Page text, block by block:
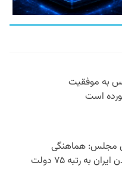
به موفقیت
است
مجلس: هماهنگی
نهادی شرط رسیدن ایران به رتبه ۷۵ دولت